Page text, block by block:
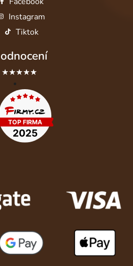
Instagram
Tiktok
★★★★★